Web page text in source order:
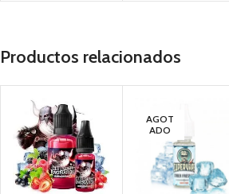
Productos relacionados
AGOT
ADO